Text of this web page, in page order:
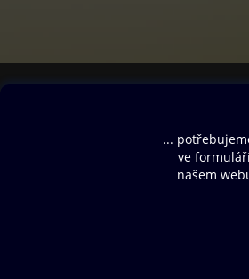
Aplikace a hry
SMS/MMS Info